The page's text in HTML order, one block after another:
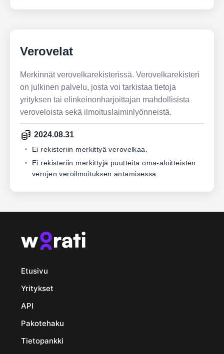
Verovelat
Merkinnät verovelkarekisterissä. Verovelkarekisteri
on julkinen palvelu, josta voi tarkistaa tietoja
yrityksen tai elinkeinonharjoittajan mahdollisista
veroveloista sekä ilmoituslaiminlyönneistä.
2024.08.31
Ei rekisteriin merkittyä verovelkaa.
Ei rekisteriin merkittyjä puutteita oma-aloitteisten
verojen veroilmoituksen antamisessa.
Etusivu
Yritykset
API
Pakotehaku
Tietopankki